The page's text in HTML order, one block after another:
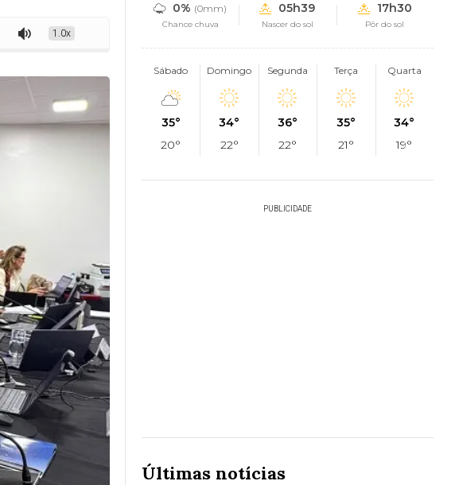
MPPB contra prefeito de Sapé
1.0x
0% (0mm)
Chance chuva
05h39
Nascer do sol
17h30
Pôr do sol
Sábado
35°
20°
Domingo
34°
22°
Segunda
36°
22°
Terça
35°
21°
Quarta
34°
19°
PUBLICIDADE
Últimas notícias